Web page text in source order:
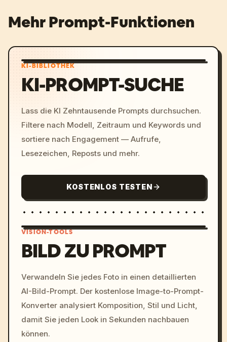
Mehr Prompt-Funktionen
KI-BIBLIOTHEK
KI-PROMPT-SUCHE
Lass die KI Zehntausende Prompts durchsuchen.
Filtere nach Modell, Zeitraum und Keywords und
sortiere nach Engagement — Aufrufe,
Lesezeichen, Reposts und mehr.
KOSTENLOS TESTEN
c, cyberpunk sunset, neon
colors, 8k --v 6.0
VISION-TOOLS
BILD ZU PROMPT
Verwandeln Sie jedes Foto in einen detaillierten
AI-Bild-Prompt. Der kostenlose Image-to-Prompt-
Konverter analysiert Komposition, Stil und Licht,
damit Sie jeden Look in Sekunden nachbauen
können.